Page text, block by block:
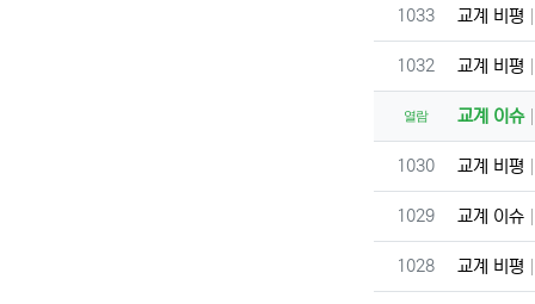
번호
1033 교계 비평
번호
1032 교계 비평
열람 교계 이슈
번호
1030 교계 비평
번호
1029 교계 이슈
번호
1028 교계 비평